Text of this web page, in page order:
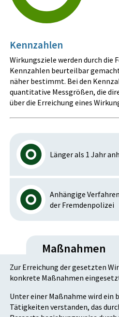
Kennzahlen
Wirkungsziele werden durch die
Kennzahlen beurteilbar
näher bestimmt. Bei den
quantitative Messgrößen, die
über die Erreichung eines
Länger als 1 Jahr
Anhängige
der Fremdenpolizei
Maßnahmen
Zur Erreichung der gesetzten
konkrete Maßnahmen
Unter einer Maßnahme wird ein
Tätigkeiten verstanden, das